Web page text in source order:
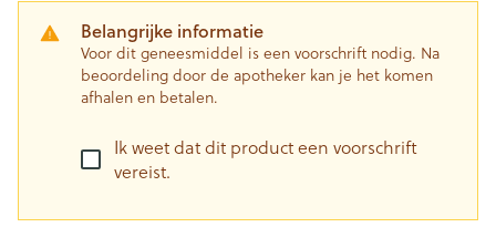
Belangrijke informatie
Voor dit geneesmiddel is een voorschrift nodig. Na
beoordeling door de apotheker kan je het komen
afhalen en betalen.
Ik weet dat dit product een voorschrift
vereist.